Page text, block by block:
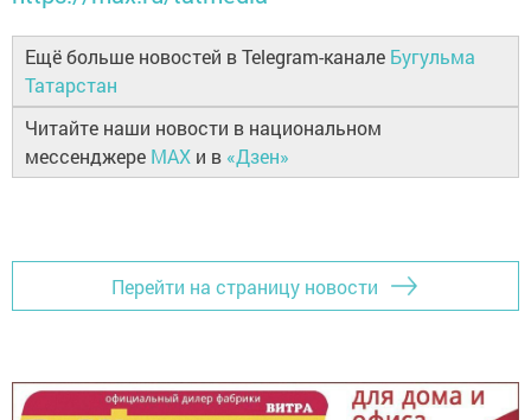
Ещё больше новостей в Telegram-канале Бугульма
Татарстан
Читайте наши новости в национальном
мессенджере MAX и в «Дзен»
Перейти на страницу новости